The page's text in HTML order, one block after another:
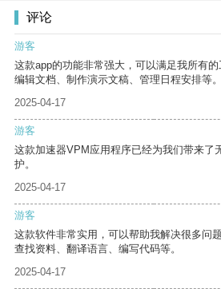
评论
游客
这款app的功能非常强大，可以满足我所有
编辑文档、制作演示文稿、管理日程安排等。
2025-04-17
游客
这款加速器VPM应用程序已经为我们带来了
护。
2025-04-17
游客
这款软件非常实用，可以帮助我解决很多问
查找资料、翻译语言、编写代码等。
2025-04-17